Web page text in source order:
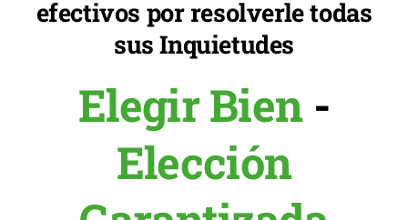
efectivos por resolverle todas
sus Inquietudes
Elegir Bien -
Elección